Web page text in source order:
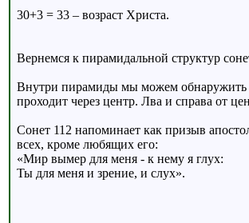
30+3 = 33 – возраст Христа.
Вернемся к пирамидальной структур
Внутри пирамиды мы можем обнаружить
проходит через центр. Лва и справа от
Сонет 112 напоминает как призыв
всех, кроме любящих его:
«Мир вымер для меня - к нему я глух:
Ты для меня и зрение, и слух».